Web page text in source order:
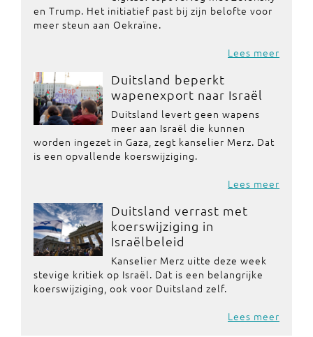
en Trump. Het initiatief past bij zijn belofte voor
meer steun aan Oekraïne.
Lees meer
Duitsland beperkt
wapenexport naar Israël
Duitsland levert geen wapens
meer aan Israël die kunnen
worden ingezet in Gaza, zegt kanselier Merz. Dat
is een opvallende koerswijziging.
Lees meer
Duitsland verrast met
koerswijziging in
Israëlbeleid
Kanselier Merz uitte deze week
stevige kritiek op Israël. Dat is een belangrijke
koerswijziging, ook voor Duitsland zelf.
Lees meer